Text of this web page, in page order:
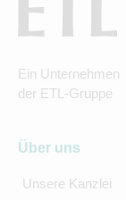
Ein Unternehmen
der ETL-Gruppe
Über uns
Unsere Kanzlei